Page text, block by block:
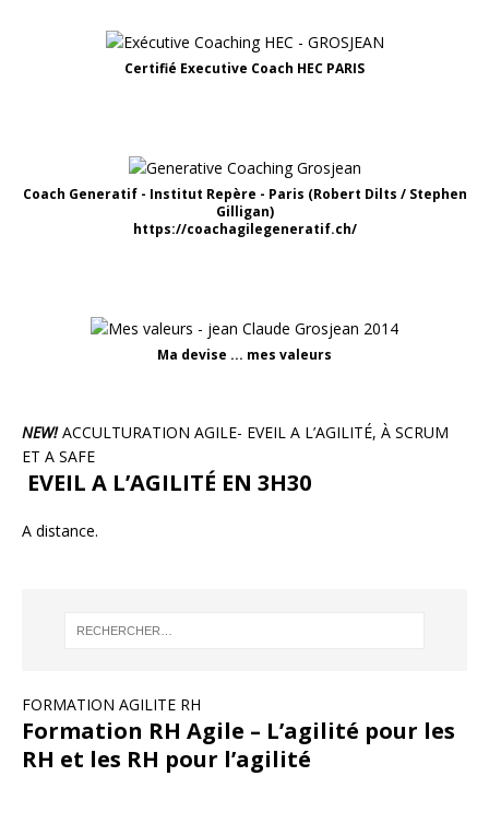
Certifié Executive Coach HEC PARIS
Coach Generatif - Institut Repère - Paris (Robert Dilts / Stephen
Gilligan)
https://coachagilegeneratif.ch/
Ma devise ... mes valeurs
NEW!ACCULTURATION AGILE- EVEIL A L’AGILITÉ, À SCRUM
ET A SAFE
EVEIL A L’AGILITÉ EN 3H30
A distance.
FORMATION AGILITE RH
Formation RH Agile – L’agilité pour les
RH et les RH pour l’agilité